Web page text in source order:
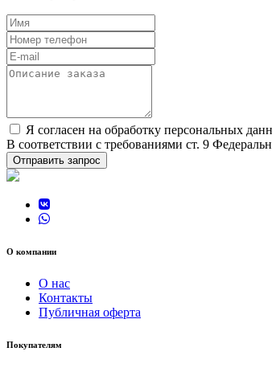
Я согласен на обработку персональных
В соответствии с требованиями ст. 9
Отправить запрос
О компании
О нас
Контакты
Публичная оферта
Покупателям